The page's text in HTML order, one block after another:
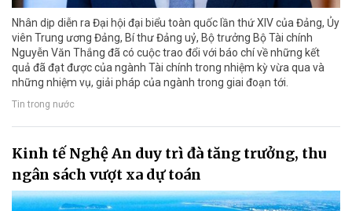
Nhân dịp diễn ra Đại hội đại biểu toàn quốc lần thứ XIV của Đảng, Ủy
viên Trung ương Đảng, Bí thư Đảng uỷ, Bộ trưởng Bộ Tài chính
Nguyễn Văn Thắng đã có cuộc trao đổi với báo chí về những kết
quả đã đạt được của ngành Tài chính trong nhiệm kỳ vừa qua và
những nhiệm vụ, giải pháp của ngành trong giai đoạn tới.
Tin trong nước
Kinh tế Nghệ An duy trì đà tăng trưởng, thu
ngân sách vượt xa dự toán